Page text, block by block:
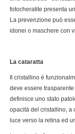
fotocheratite presenta
La prevenzione può
idonei o maschere con
La cataratta
Il cristallino è
deve essere
definisce uno stato
opacità del cristallino, a
luce verso la retina ed